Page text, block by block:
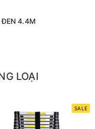
ĐEN 4.4M
LOẠI
SALE